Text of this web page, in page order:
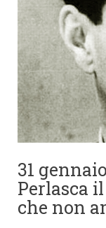
31
Perlasca
che non